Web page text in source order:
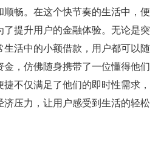
畅。 在这个快节奏的生活中，便
提升用户的金融体验。无论是突
生活中的小额借款，用户都可以随
金，仿佛随身携带了一位懂得他们
不仅满足了他们的即时性需求，
济压力，让用户感受到生活的轻松